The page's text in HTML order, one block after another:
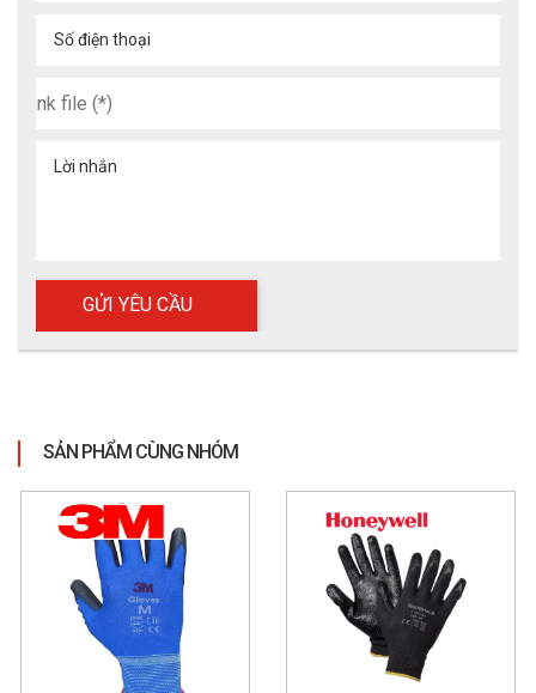
còn là giải pháp an toàn chuyên nghiệp được các chuyên gia
5. Ứng dụng thực tế đa dạng
vực:
Cơ khí nặng, lắp ráp công nghiệp: Hạn chế chấn
thương khi cầm nắm dụng cụ hoặc chi tiết sắc
nhọn.
Xây dựng, bảo trì thiết bị: Giúp cầm nắm vật liệu an
Số điện thoại
Lời nhắn
SẢN PHẨM CÙNG NHÓM